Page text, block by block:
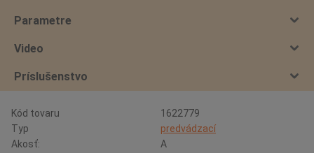
Parametre
Video
Príslušenstvo
Kód tovaru
1622779
Typ
predvádzací
Akosť:
A